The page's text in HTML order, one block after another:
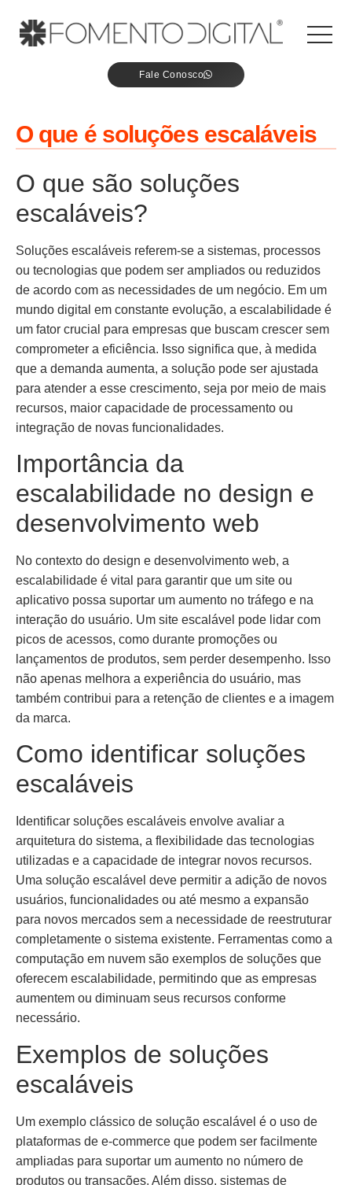
Fale Conosco
O que é soluções escaláveis
O que são soluções
escaláveis?
Soluções escaláveis referem-se a sistemas, processos
ou tecnologias que podem ser ampliados ou reduzidos
de acordo com as necessidades de um negócio. Em um
mundo digital em constante evolução, a escalabilidade é
um fator crucial para empresas que buscam crescer sem
comprometer a eficiência. Isso significa que, à medida
que a demanda aumenta, a solução pode ser ajustada
para atender a esse crescimento, seja por meio de mais
recursos, maior capacidade de processamento ou
integração de novas funcionalidades.
Importância da
escalabilidade no design e
desenvolvimento web
No contexto do design e desenvolvimento web, a
escalabilidade é vital para garantir que um site ou
aplicativo possa suportar um aumento no tráfego e na
interação do usuário. Um site escalável pode lidar com
picos de acessos, como durante promoções ou
lançamentos de produtos, sem perder desempenho. Isso
não apenas melhora a experiência do usuário, mas
também contribui para a retenção de clientes e a imagem
da marca.
Como identificar soluções
escaláveis
Identificar soluções escaláveis envolve avaliar a
arquitetura do sistema, a flexibilidade das tecnologias
utilizadas e a capacidade de integrar novos recursos.
Uma solução escalável deve permitir a adição de novos
usuários, funcionalidades ou até mesmo a expansão
para novos mercados sem a necessidade de reestruturar
completamente o sistema existente. Ferramentas como a
computação em nuvem são exemplos de soluções que
oferecem escalabilidade, permitindo que as empresas
aumentem ou diminuam seus recursos conforme
necessário.
Exemplos de soluções
escaláveis
Um exemplo clássico de solução escalável é o uso de
plataformas de e-commerce que podem ser facilmente
ampliadas para suportar um aumento no número de
produtos ou transações. Além disso, sistemas de